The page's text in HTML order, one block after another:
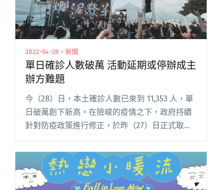
2022-04-28・新聞
單日確診人數破萬 活動延期或停辦成主
辦方難題
今（28）日，本土確診人數已來到 11,353 人，單
日破萬創下新高。在險峻的疫情之下，政府持續
針對防疫政策進行修正，於昨（27）日正式取消
簡訊實聯制的措施。 目前看來整體方針正朝向
「與病毒共存」的目標邁進，但架不住人心惶
惶，許多音樂展演活閱讀全文 "單日確診人數破
萬 活動延期或停辦成主辦方難題"